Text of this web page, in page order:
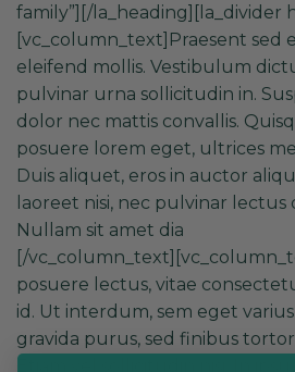
family”][/la_heading][la_divider
[vc_column_text]Praesent sed
eleifend mollis. Vestibulum
pulvinar urna sollicitudin in.
dolor nec mattis convallis.
posuere lorem eget, ultrices
Duis aliquet, eros in auctor
laoreet nisi, nec pulvinar lectus
Nullam sit amet dia
[/
posuere lectus, vitae
id. Ut interdum, sem eget
gravida purus, sed finibus tortor
Etiam vel sollicitudin nisi. In